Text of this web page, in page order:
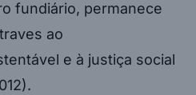
fundiário, permanece
ao
e à justiça social